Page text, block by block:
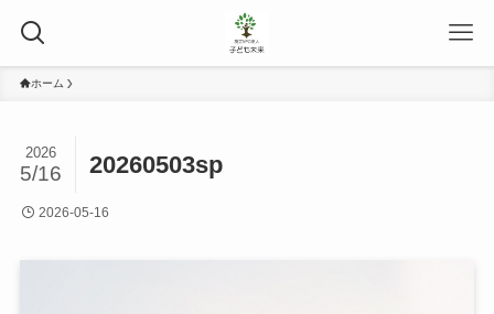
ホーム
20260503sp
2026
5/16
2026-05-16